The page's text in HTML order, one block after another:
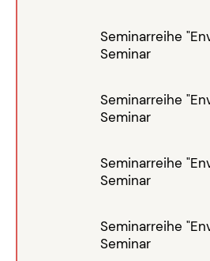
Seminarreihe
Seminar
Seminarreihe
Seminar
Seminarreihe
Seminar
Seminarreihe
Seminar